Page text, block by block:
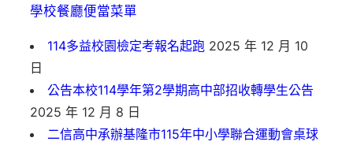
學校餐廳便當菜單
114多益校園檢定考報名起跑 2025 年 12 月 10
日
公告本校114學年第2學期高中部招收轉學生公告
2025 年 12 月 8 日
二信高中承辦基隆市115年中小學聯合運動會桌球